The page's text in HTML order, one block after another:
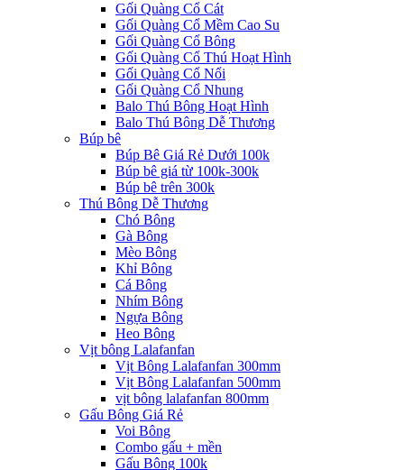
Gối Quàng Cổ Cát
Gối Quàng Cổ Mềm Cao Su
Gối Quàng Cổ Bông
Gối Quàng Cổ Thú Hoạt Hình
Gối Quàng Cổ Nổi
Gối Quàng Cổ Nhung
Balo Thú Bông Hoạt Hình
Balo Thú Bông Dễ Thương
Búp bê
Búp Bê Giá Rẻ Dưới 100k
Búp bê giá từ 100k-300k
Búp bê trên 300k
Thú Bông Dễ Thương
Chó Bông
Gà Bông
Mèo Bông
Khỉ Bông
Cá Bông
Nhím Bông
Ngựa Bông
Heo Bông
Vịt bông Lalafanfan
Vịt Bông Lalafanfan 300mm
Vịt Bông Lalafanfan 500mm
vịt bông lalafanfan 800mm
Gấu Bông Giá Rẻ
Voi Bông
Combo gấu + mền
Gấu Bông 100k